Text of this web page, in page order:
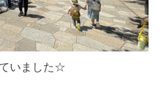
いました☆